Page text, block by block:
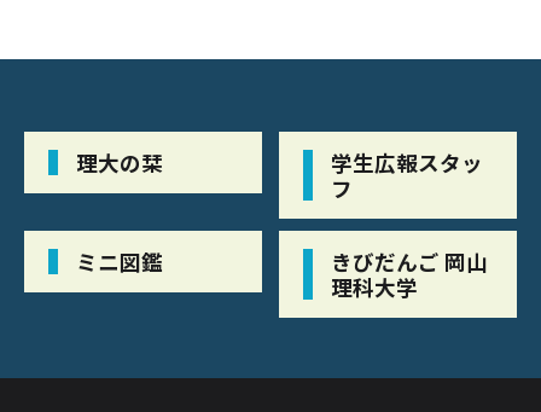
理大の栞
学生広報スタッ
フ
ミニ図鑑
きびだんご 岡山
理科大学